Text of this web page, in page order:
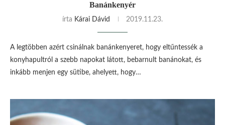
Banánkenyér
írta Kárai Dávid 2019.11.23.
A legtöbben azért csinálnak banánkenyeret, hogy eltűntessék a
konyhapultról a szebb napokat látott, bebarnult banánokat, és
inkább menjen egy sütibe, ahelyett, hogy…